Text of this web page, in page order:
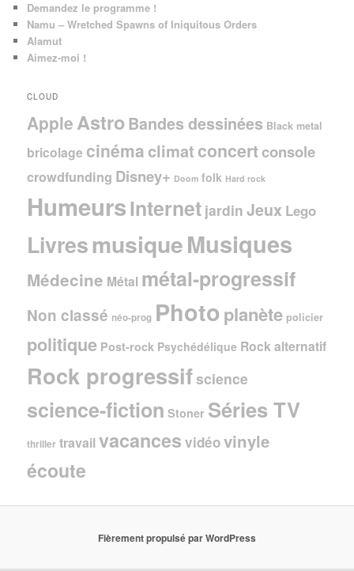
Demandez le programme !
Namu – Wretched Spawns of Iniquitous Orders
Alamut
Aimez-moi !
CLOUD
Apple AstroBandes dessinées Black metal
bricolage cinéma climat concertconsole
crowdfunding Disney+ Doom folk Hard rock
HumeursInternet jardin Jeux Lego
LivresmusiqueMusiques
Médecine Métal métal-progressif
Non classé néo-prog Photo planète policier
politique Post-rock Psychédélique Rock alternatif
Rock progressifscience
science-fiction Stoner Séries TV
thriller travail vacances vidéovinyle
écoute
Fièrement propulsé par WordPress